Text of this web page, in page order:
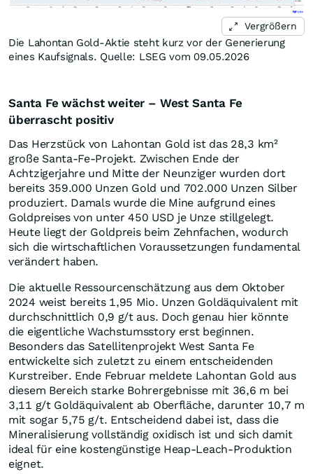
Vergrößern
Die Lahontan Gold-Aktie steht kurz vor der Generierung
eines Kaufsignals. Quelle: LSEG vom 09.05.2026
Santa Fe wächst weiter – West Santa Fe
überrascht positiv
Das Herzstück von Lahontan Gold ist das 28,3 km²
große Santa-Fe-Projekt. Zwischen Ende der
Achtzigerjahre und Mitte der Neunziger wurden dort
bereits 359.000 Unzen Gold und 702.000 Unzen Silber
produziert. Damals wurde die Mine aufgrund eines
Goldpreises von unter 450 USD je Unze stillgelegt.
Heute liegt der Goldpreis beim Zehnfachen, wodurch
sich die wirtschaftlichen Voraussetzungen fundamental
verändert haben.
Die aktuelle Ressourcenschätzung aus dem Oktober
2024 weist bereits 1,95 Mio. Unzen Goldäquivalent mit
durchschnittlich 0,9 g/t aus. Doch genau hier könnte
die eigentliche Wachstumsstory erst beginnen.
Besonders das Satellitenprojekt West Santa Fe
entwickelte sich zuletzt zu einem entscheidenden
Kurstreiber. Ende Februar meldete Lahontan Gold aus
diesem Bereich starke Bohrergebnisse mit 36,6 m bei
3,11 g/t Goldäquivalent ab Oberfläche, darunter 10,7 m
mit sogar 5,75 g/t. Entscheidend dabei ist, dass die
Mineralisierung vollständig oxidisch ist und sich damit
ideal für eine kostengünstige Heap-Leach-Produktion
eignet.